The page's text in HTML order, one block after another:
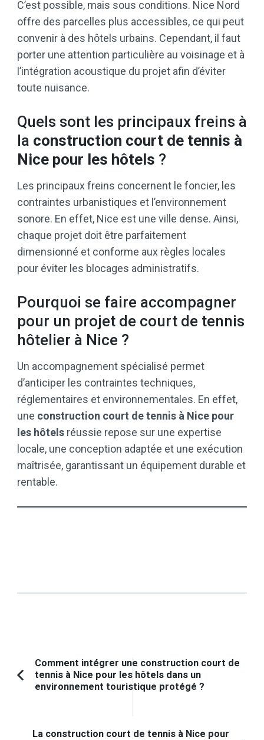
C’est possible, mais sous conditions. Nice Nord
offre des parcelles plus accessibles, ce qui peut
convenir à des hôtels urbains. Cependant, il faut
porter une attention particulière au voisinage et à
l’intégration acoustique du projet afin d’éviter
toute nuisance.
Quels sont les principaux freins à
la construction court de tennis à
Nice pour les hôtels ?
Les principaux freins concernent le foncier, les
contraintes urbanistiques et l’environnement
sonore. En effet, Nice est une ville dense. Ainsi,
chaque projet doit être parfaitement
dimensionné et conforme aux règles locales
pour éviter les blocages administratifs.
Pourquoi se faire accompagner
pour un projet de court de tennis
hôtelier à Nice ?
Un accompagnement spécialisé permet
d’anticiper les contraintes techniques,
réglementaires et environnementales. En effet,
une construction court de tennis à Nice pour
les hôtels réussie repose sur une expertise
locale, une conception adaptée et une exécution
maîtrisée, garantissant un équipement durable et
rentable.
Navigation
d'article
Article
Comment intégrer une construction court de
tennis à Nice pour les hôtels dans un
environnement touristique protégé ?
La construction court de tennis à Nice pour